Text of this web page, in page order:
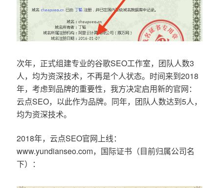
次年，正式组建专业的谷歌SEO工作室，团队人数3
人，均为资深技术，不再是个人状态。时间来到2018
年，考虑到品牌的重要性，我方决定启用新的官网：
云点SEO，以此作为品牌。同年，团队人数达到5人，
均为资深技术。
2018年，云点SEO官网上线：
www.yundianseo.com，国际证书（目前归属公司名
下）：